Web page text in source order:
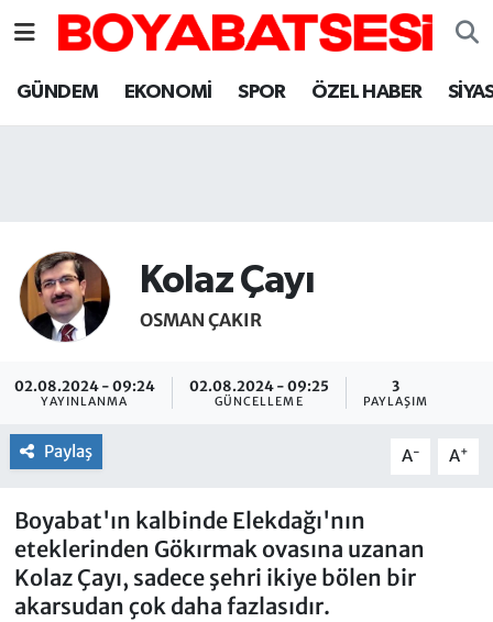
GÜNDEM EKONOMİ SPOR ÖZEL HABER
Kolaz Çayı
OSMAN ÇAKIR
02.08.2024 - 09:24
YAYINLANMA
02.08.2024 - 09:25
GÜNCELLEME
3
PAYLAŞIM
Paylaş A- A+
Boyabat'ın kalbinde Elekdağı'nın
eteklerinden Gökırmak ovasına uzanan
Kolaz Çayı, sadece şehri ikiye bölen bir
akarsudan çok daha fazlasıdır.
Sinop Nöbetçi Eczaneler
Sinop Trafik Yoğunluk Haritası
Süper Lig Puan Durumu ve Fikstür
Haber Arşivi